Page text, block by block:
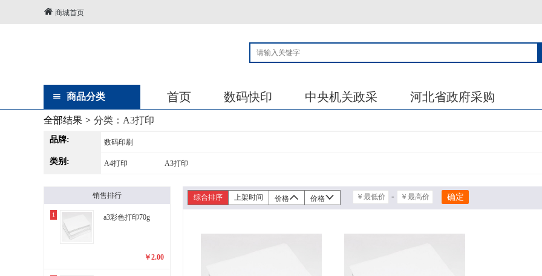
商城首页
商品分类 首页 数码快印 中央机关政采 河北省政府采购
全部结果 > 分类： A3打印
品牌: 数码印刷
类别: A4打印 A3打印
销售排行
1 a3彩色打印70g
￥2.00
综合排序 上架时间 价格 价格 -